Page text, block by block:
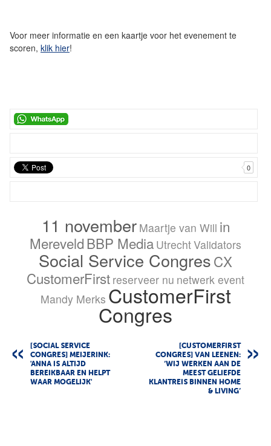
Voor meer informatie en een kaartje voor het evenement te
scoren, klik hier!
0
11 november Maartje van Will in
MereveldBBP Media UtrechtValidators
Social Service CongresCX
CustomerFirst reserveer nu netwerk event
Mandy Merks CustomerFirst
Congres
[SOCIAL SERVICE
CONGRES] MEIJERINK:
'ANNA IS ALTIJD
BEREIKBAAR EN HELPT
WAAR MOGELIJK'
[CUSTOMERFIRST
CONGRES] VAN LEENEN:
‘WIJ WERKEN AAN DE
MEEST GELIEFDE
KLANTREIS BINNEN HOME
& LIVING’